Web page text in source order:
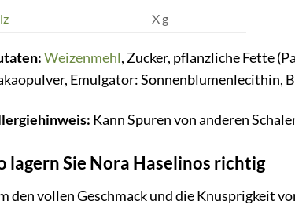
X g
Weizenmehl, Zucker, pflanzliche Fette
Emulgator: Sonnenblumenlecithin,
Kann Spuren von anderen
lagern Sie Nora Haselinos richtig
den vollen Geschmack und die Knusprigkeit